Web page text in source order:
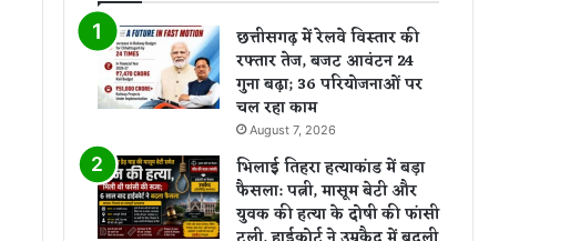
छत्तीसगढ़ में रेलवे विस्तार की
रफ्तार तेज, बजट आवंटन 24
गुना बढ़ा; 36 परियोजनाओं पर
चल रहा काम
August 7, 2026
भिलाई तिहरा हत्याकांड में बड़ा
फैसला: पत्नी, मासूम बेटी और
युवक की हत्या के दोषी की फांसी